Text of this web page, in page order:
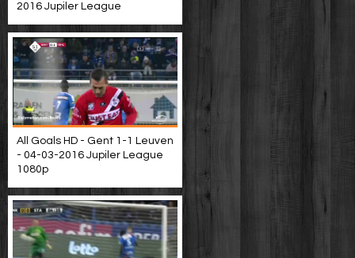
2016 Jupiler League
All Goals HD - Gent 1-1 Leuven
- 04-03-2016 Jupiler League
1080p